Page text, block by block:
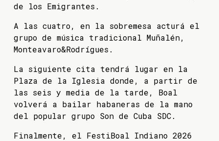
de los Emigrantes.
A las cuatro, en la sobremesa acturá el
grupo de música tradicional Muñalén,
Monteavaro&Rodrígues.
La siguiente cita tendrá lugar en la
Plaza de la Iglesia donde, a partir de
las seis y media de la tarde, Boal
volverá a bailar habaneras de la mano
del popular grupo Son de Cuba SDC.
Finalmente, el FestiBoal Indiano 2026